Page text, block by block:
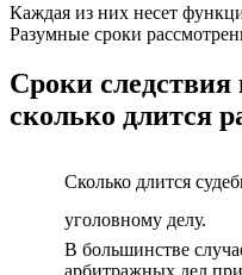
Каждая из них несет
Разумные сроки
Сроки
сколько длится
Сколько длится
уголовному делу.
В большинстве